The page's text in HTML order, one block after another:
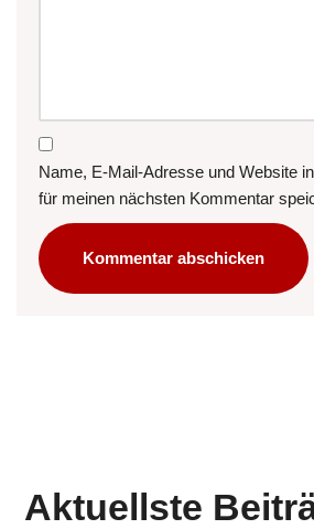
Name, E-Mail-Adresse und Website
für meinen nächsten Kommentar
Aktuellste